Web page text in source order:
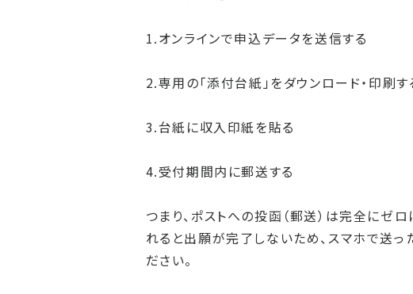
1.オンラインで申込データを送信する
2.専用の「添付台紙」をダウンロード・印刷す
3.台紙に収入印紙を貼る
4.受付期間内に郵送する
つまり、ポストへの投函（郵送）は完全にゼ
れると出願が完了しないため、スマホで送
ださい。